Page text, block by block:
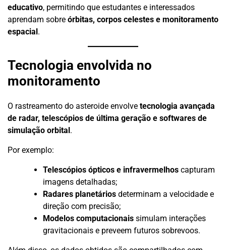
educativo, permitindo que estudantes e interessados
aprendam sobre órbitas, corpos celestes e monitoramento
espacial.
Tecnologia envolvida no
monitoramento
O rastreamento do asteroide envolve tecnologia avançada
de radar, telescópios de última geração e softwares de
simulação orbital.
Por exemplo:
Telescópios ópticos e infravermelhos capturam
imagens detalhadas;
Radares planetários determinam a velocidade e
direção com precisão;
Modelos computacionais simulam interações
gravitacionais e preveem futuros sobrevoos.